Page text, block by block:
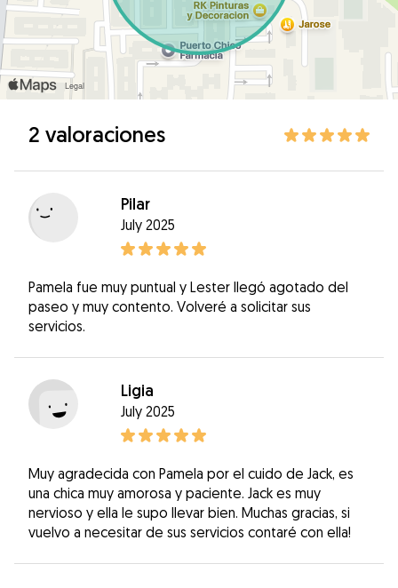
2 valoraciones
Pilar
July 2025
Pamela fue muy puntual y Lester llegó agotado del
paseo y muy contento. Volveré a solicitar sus
servicios.
Ligia
July 2025
Muy agradecida con Pamela por el cuido de Jack, es
una chica muy amorosa y paciente. Jack es muy
nervioso y ella le supo llevar bien. Muchas gracias, si
vuelvo a necesitar de sus servicios contaré con ella!